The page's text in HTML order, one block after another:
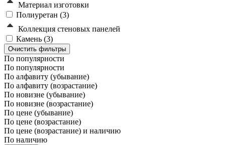
Материал изготовки
Полиуретан (3)
Коллекция стеновых панелей
Камень (3)
По популярности
По популярности
По алфавиту (убывание)
По алфавиту (возрастание)
По новизне (убывание)
По новизне (возрастание)
По цене (убывание)
По цене (возрастание)
По цене (возрастание) и наличию
По наличию